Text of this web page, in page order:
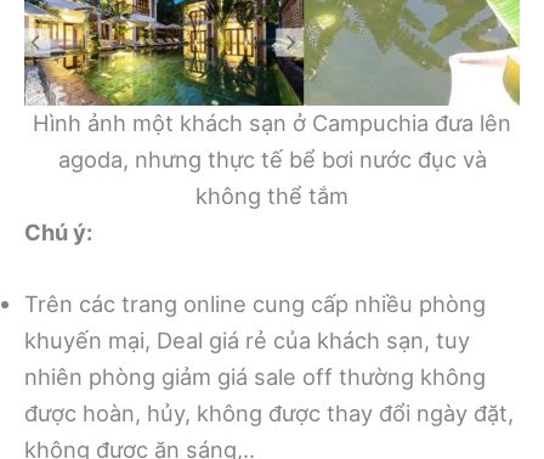
Hình ảnh một khách sạn ở Campuchia đưa lên
agoda, nhưng thực tế bể bơi nước đục và
không thể tắm
Chú ý:
Trên các trang online cung cấp nhiều phòng
khuyến mại, Deal giá rẻ của khách sạn, tuy
nhiên phòng giảm giá sale off thường không
được hoàn, hủy, không được thay đổi ngày đặt,
không được ăn sáng,..